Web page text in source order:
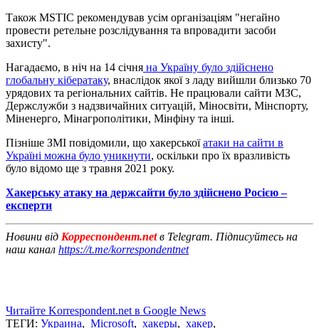
Також MSTIC рекомендував усім організаціям "негайно
провести ретельне розслідування та впровадити засоби
захисту".
Нагадаємо, в ніч на 14 січня на Україну було здійснено
глобальну кібератаку, внаслідок якої з ладу вийшли близько 70
урядових та регіональних сайтів. Не працювали сайти МЗС,
Держслужби з надзвичайних ситуацій, Міносвіти, Мінспорту,
Міненерго, Мінагрополітики, Мінфіну та інші.
Пізніше ЗМІ повідомили, що хакерськоїатаки на сайти в
Україні можна було уникнути, оскільки про їх вразливість
було відомо ще з травня 2021 року.
Хакерську атаку на держсайти було здійснено Росією –
експерти
Новини від Корреспондент.netв Telegram. Підписуйтесь на
наш канал https://t.me/korrespondentnet
Читайте Korrespondent.net в Google News
ТЕГИ: Украина, Microsoft, хакеры, хакер,